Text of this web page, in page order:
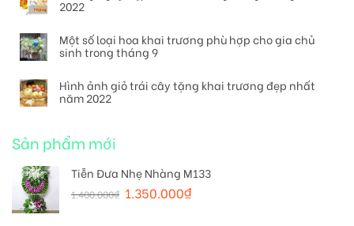
2022
Một số loại hoa khai trương phù hợp cho gia chủ
sinh trong tháng 9
Hình ảnh giỏ trái cây tặng khai trương đẹp nhất
năm 2022
Sản phẩm mới
Tiễn Đưa Nhẹ Nhàng M133
1.400.000₫ 1.350.000₫